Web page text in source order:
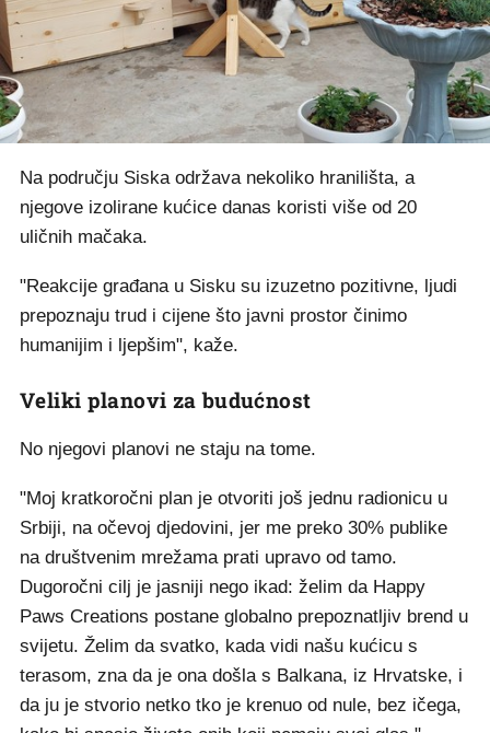
Na području Siska održava nekoliko hranilišta, a
njegove izolirane kućice danas koristi više od 20
uličnih mačaka.
"Reakcije građana u Sisku su izuzetno pozitivne, ljudi
prepoznaju trud i cijene što javni prostor činimo
humanijim i ljepšim", kaže.
Veliki planovi za budućnost
No njegovi planovi ne staju na tome.
"Moj kratkoročni plan je otvoriti još jednu radionicu u
Srbiji, na očevoj djedovini, jer me preko 30% publike
na društvenim mrežama prati upravo od tamo.
Dugoročni cilj je jasniji nego ikad: želim da Happy
Paws Creations postane globalno prepoznatljiv brend u
svijetu. Želim da svatko, kada vidi našu kućicu s
terasom, zna da je ona došla s Balkana, iz Hrvatske, i
da ju je stvorio netko tko je krenuo od nule, bez ičega,